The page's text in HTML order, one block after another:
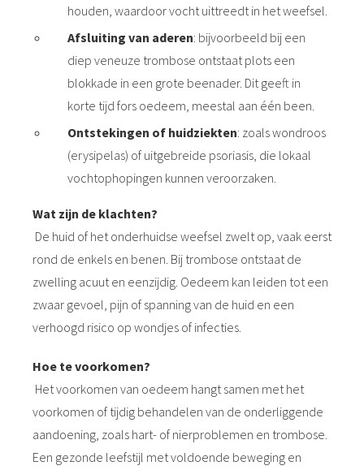
houden, waardoor vocht uittreedt in het weefsel.
Afsluiting van aderen: bijvoorbeeld bij een
diep veneuze trombose ontstaat plots een
blokkade in een grote beenader. Dit geeft in
korte tijd fors oedeem, meestal aan één been.
Ontstekingen of huidziekten: zoals wondroos
(erysipelas) of uitgebreide psoriasis, die lokaal
vochtophopingen kunnen veroorzaken.
Wat zijn de klachten?
De huid of het onderhuidse weefsel zwelt op, vaak eerst
rond de enkels en benen. Bij trombose ontstaat de
zwelling acuut en eenzijdig. Oedeem kan leiden tot een
zwaar gevoel, pijn of spanning van de huid en een
verhoogd risico op wondjes of infecties.
Hoe te voorkomen?
Het voorkomen van oedeem hangt samen met het
voorkomen of tijdig behandelen van de onderliggende
aandoening, zoals hart- of nierproblemen en trombose.
Een gezonde leefstijl met voldoende beweging en